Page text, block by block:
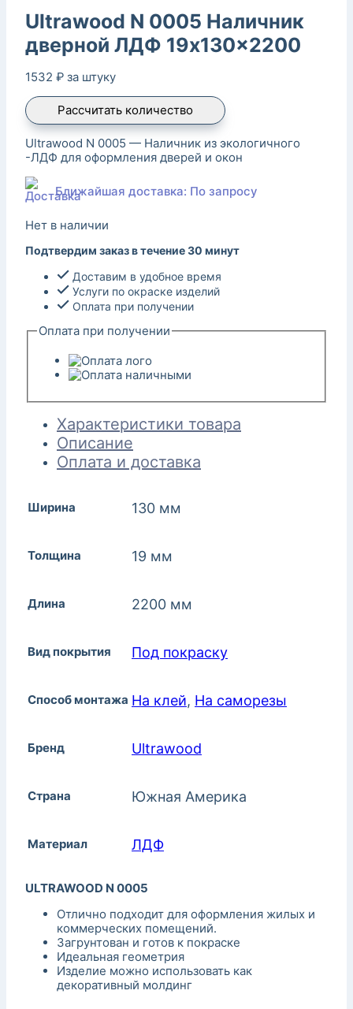
Ultrawood N 0005 Наличник
дверной ЛДФ 19x130x2200
1532 ₽ за штуку
Рассчитать количество
Ultrawood N 0005 — Наличник из экологичного
-ЛДФ для оформления дверей и окон
Ближайшая доставка: По запросу
Нет в наличии
Подтвердим заказ в течение 30 минут
Доставим в удобное время
Услуги по окраске изделий
Оплата при получении
Оплата при получении
Характеристики товара
Описание
Оплата и доставка
Ширина 130 мм
Толщина 19 мм
Длина 2200 мм
Вид покрытия Под покраску
Способ монтажа На клей, На саморезы
Бренд Ultrawood
Страна Южная Америка
Материал ЛДФ
ULTRAWOOD N 0005
Отлично подходит для оформления жилых и
коммерческих помещений.
Загрунтован и готов к покраске
Идеальная геометрия
Изделие можно использовать как
декоративный молдинг